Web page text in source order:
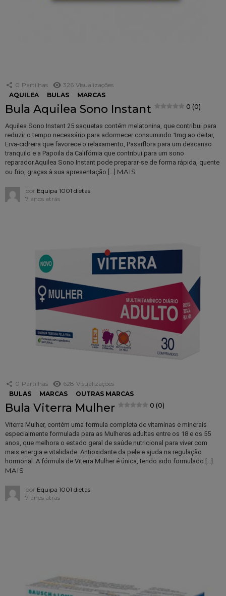
0 Partilhas 326 Visualizações
AQUILEA
BULAS MARCAS
Bula Aquilea Sono Instant 0 (0)
Aquilea Sono Instant 25 saquetas contém melatonina, que contribui para
reduzir o tempo necessário para adormecer consumindo 1mg ao deitar,
Erva-cidreira que favorece o relaxamento, Passiflora para um descanso
tranquilo e a Papoila da Califórnia que contribui para um sono
reparador.Aquilea Sono Instant pode preparar-se de forma rápida, quente
ou frio, graças à sua apresentação […] MAIS
por Equipa 1001 dietas
7 anos atrás
0 Partilhas 628 Visualizações
BULAS
MARCAS OUTRAS MARCAS
Bula Viterra Mulher 0 (0)
Viterra Mulher , contém uma formula completa de vitaminas e minerais
especialmente formulada para as Mulheres adultas entre os 18 e os 55
anos, que melhora o estado geral de saúde nutricional para viver com
mais energia e vitalidade. Antioxidante da pele e ajuda na regulação
hormonal. A fórmula de Viterra Mulher é única, tendo sido formulado […]
MAIS
por Equipa 1001 dietas
7 anos atrás